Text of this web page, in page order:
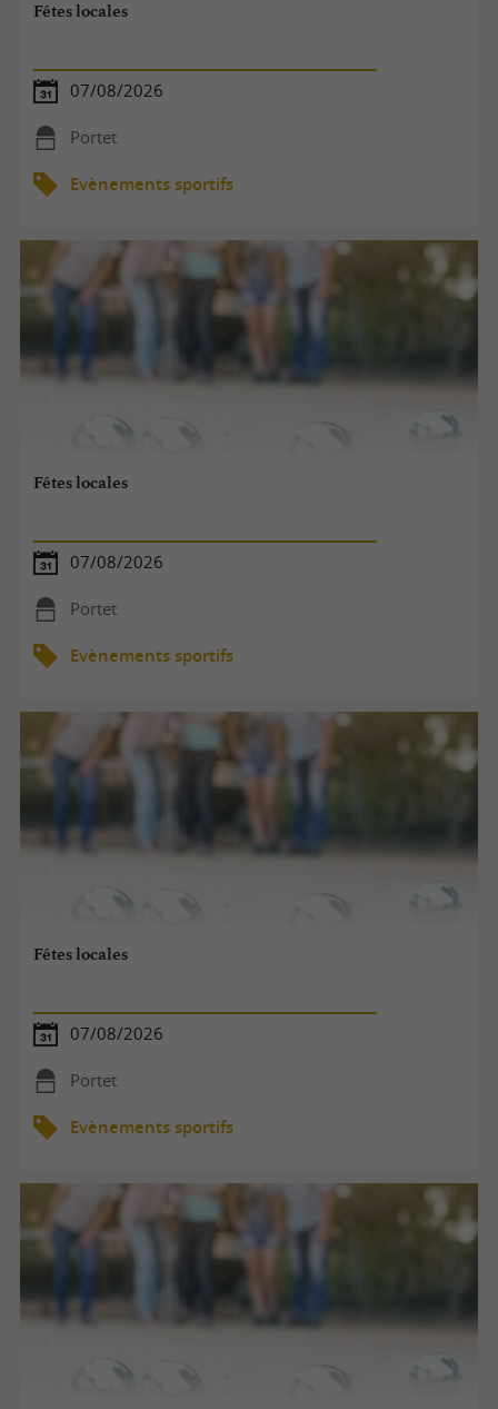
Fêtes locales
07/08/2026
Portet
Evènements sportifs
Fêtes locales
07/08/2026
Portet
Evènements sportifs
Fêtes locales
07/08/2026
Portet
Evènements sportifs